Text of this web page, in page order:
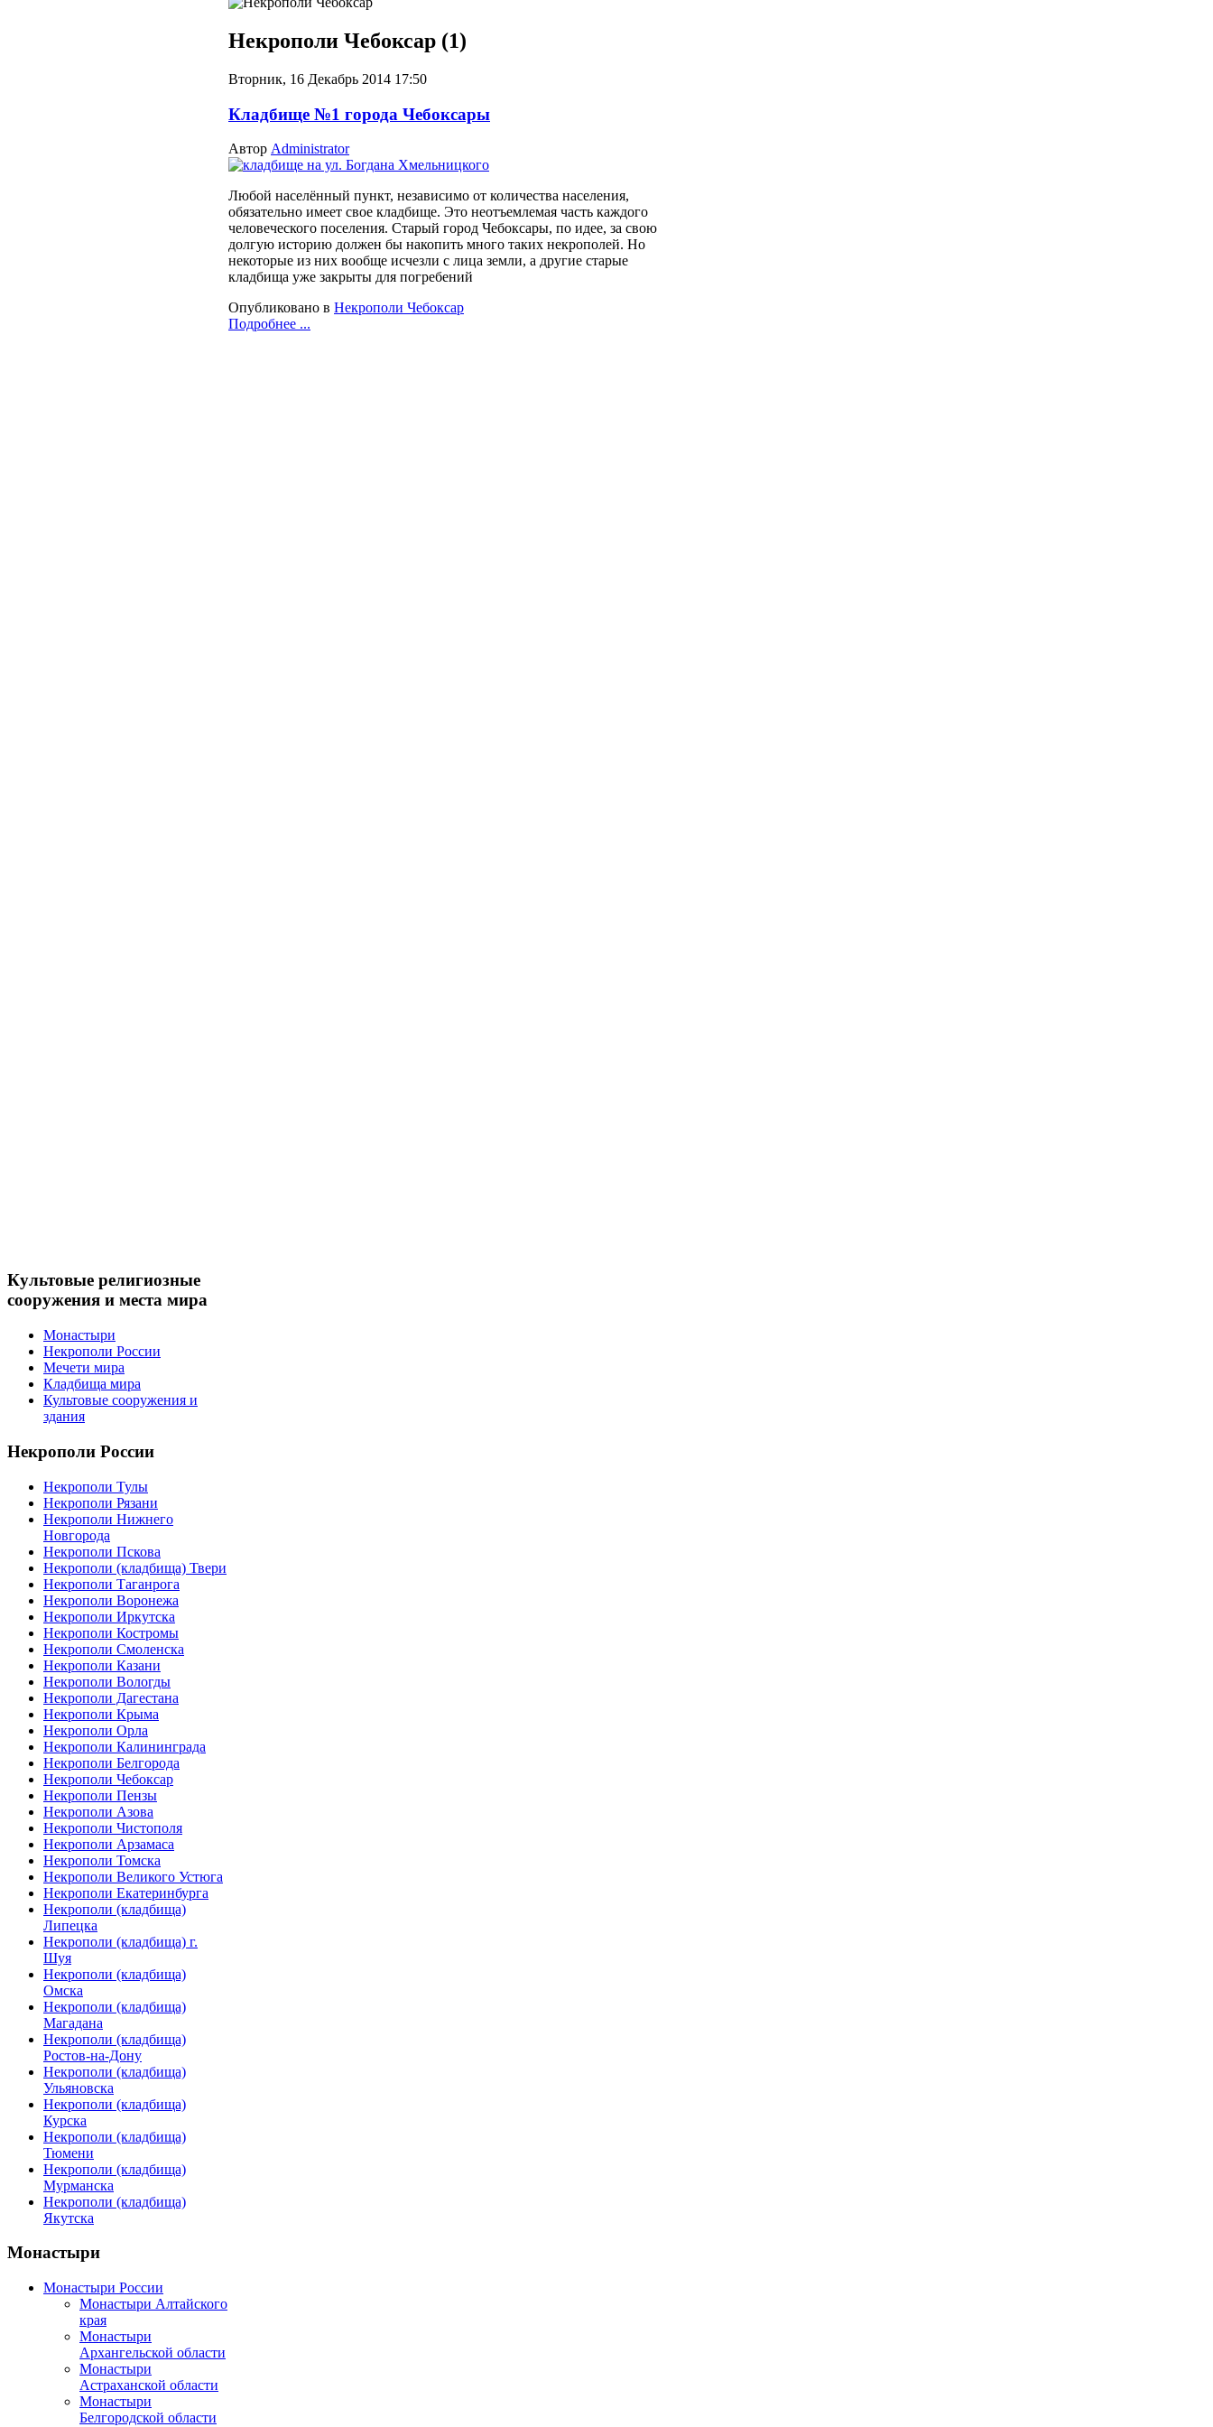
Некрополи Чебоксар (1)
Вторник, 16 Декабрь 2014 17:50
Кладбище №1 города Чебоксары
Автор Administrator
Любой населённый пункт, независимо от количества населения,
обязательно имеет свое кладбище. Это неотъемлемая часть каждого
человеческого поселения. Старый город Чебоксары, по идее, за свою
долгую историю должен бы накопить много таких некрополей. Но
некоторые из них вообще исчезли с лица земли, а другие старые
кладбища уже закрыты для погребений
Опубликовано в Некрополи Чебоксар
Подробнее ...
Культовые религиозные
сооружения и места мира
Монастыри
Некрополи России
Мечети мира
Кладбища мира
Культовые сооружения и
здания
Некрополи России
Некрополи Тулы
Некрополи Рязани
Некрополи Нижнего
Новгорода
Некрополи Пскова
Некрополи (кладбища) Твери
Некрополи Таганрога
Некрополи Воронежа
Некрополи Иркутска
Некрополи Костромы
Некрополи Смоленска
Некрополи Казани
Некрополи Вологды
Некрополи Дагестана
Некрополи Крыма
Некрополи Орла
Некрополи Калининграда
Некрополи Белгорода
Некрополи Чебоксар
Некрополи Пензы
Некрополи Азова
Некрополи Чистополя
Некрополи Арзамаса
Некрополи Томска
Некрополи Великого Устюга
Некрополи Екатеринбурга
Некрополи (кладбища)
Липецка
Некрополи (кладбища) г.
Шуя
Некрополи (кладбища)
Омска
Некрополи (кладбища)
Магадана
Некрополи (кладбища)
Ростов-на-Дону
Некрополи (кладбища)
Ульяновска
Некрополи (кладбища)
Курска
Некрополи (кладбища)
Тюмени
Некрополи (кладбища)
Мурманска
Некрополи (кладбища)
Якутска
Монастыри
Монастыри России
Монастыри Алтайского
края
Монастыри
Архангельской области
Монастыри
Астраханской области
Монастыри
Белгородской области